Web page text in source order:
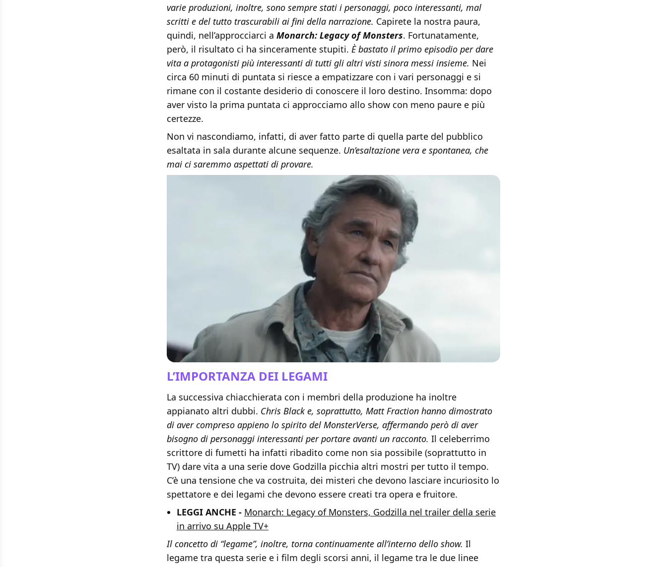
varie produzioni, inoltre, sono sempre stati i personaggi, poco interessanti, mal
scritti e del tutto trascurabili ai fini della narrazione. Capirete la nostra paura,
quindi, nell’approcciarci a Monarch: Legacy of Monsters. Fortunatamente,
però, il risultato ci ha sinceramente stupiti. È bastato il primo episodio per dare
vita a protagonisti più interessanti di tutti gli altri visti sinora messi insieme. Nei
circa 60 minuti di puntata si riesce a empatizzare con i vari personaggi e si
rimane con il costante desiderio di conoscere il loro destino. Insomma: dopo
aver visto la prima puntata ci approcciamo allo show con meno paure e più
certezze.
Non vi nascondiamo, infatti, di aver fatto parte di quella parte del pubblico
esaltata in sala durante alcune sequenze. Un’esaltazione vera e spontanea, che
mai ci saremmo aspettati di provare.
L’IMPORTANZA DEI LEGAMI
La successiva chiacchierata con i membri della produzione ha inoltre
appianato altri dubbi. Chris Black e, soprattutto, Matt Fraction hanno dimostrato
di aver compreso appieno lo spirito del MonsterVerse, affermando però di aver
bisogno di personaggi interessanti per portare avanti un racconto. Il celeberrimo
scrittore di fumetti ha infatti ribadito come non sia possibile (soprattutto in
TV) dare vita a una serie dove Godzilla picchia altri mostri per tutto il tempo.
C’è una tensione che va costruita, dei misteri che devono lasciare incuriosito lo
spettatore e dei legami che devono essere creati tra opera e fruitore.
LEGGI ANCHE - Monarch: Legacy of Monsters, Godzilla nel trailer della serie
in arrivo su Apple TV+
Il concetto di “legame”, inoltre, torna continuamente all’interno dello show. Il
legame tra questa serie e i film degli scorsi anni, il legame tra le due linee